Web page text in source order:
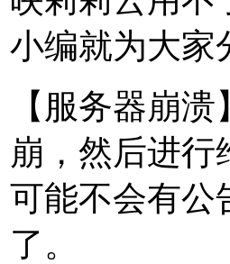
小编就为大家
【服务器崩
崩，然后进
可能不会有公
了。